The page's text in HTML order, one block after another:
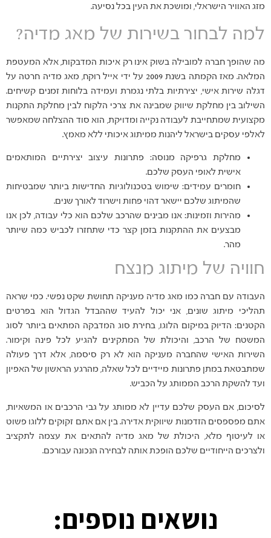
מזג האוויר הישראלי, ומושכת את העין בכל נסיעה.
למה לבחור בשירות של מאג מדיה?
מה שהופך חברה למובילה בשוק אינו רק איכות המדבקות, אלא המעטפת
המלאה. מאז הקמתה בשנת 2009 על ידי אייל רוקח, מאג מדיה חרטה על
דגלה שירות אישי, יצירתיות בלתי נגמרת ועמידה בלוחות זמנים קשיחים.
השילוב בין מחלקת שיווק שמבינה את צרכי הלקוח לבין מחלקת התקנות
מקצועית שמתחייבת לעבודה נקייה ומדויקת, הוא סוד ההצלחה שמאפשר
לאלפי עסקים בישראל ליהנות ממיתוג איכותי ללא מאמץ.
מחלקת גרפיקה מנוסה: פתרונות עיצוב יצירתיים המותאמים
אישית לאופי העסק שלכם.
חומרים עמידים: שימוש בטכנולוגיות החדישות ביותר שמבטיחות
שהמיתוג שלכם יישאר דהוי פחות וישרוד לאורך שנים.
מהירות וזמינות: אנו מבינים שהרכב שלכם הוא כלי עבודה, לכן אנו
מבצעים את ההתקנות בזמן קצר כדי שתחזרו לכביש כמה שיותר
מהר.
חוויה של מיתוג מנצח
העבודה עם חברה כמו מאג מדיה מעניקה תחושת שקט נפשי. כמי שראה
תהליכי מיתוג שונים, אני יכול להעיד שההבדל הגדול הוא בפרטים
הקטנים: הדיוק במיקום הלוגו, בחירת סוג המדבקה המתאים ביותר לסוג
המשטח של הרכב, והיכולת של המתקינים להגיע לכל פינה וקימור.
השירות האישי שהחברה מעניקה הוא לא רק סיסמה, אלא דרך פעולה
שמתבטאת במתן פתרונות מיידיים לכל שאלה, מהרגע הראשון של האפיון
ועד להשקת הרכב הממותג על הכביש.
לסיכום, אם העסק שלכם עדיין לא ממותג על גבי הרכבים או המשאיות,
אתם מפספסים הזדמנות שיווקית אדירה. בין אם אתם זקוקים ללוגו פשוט
או לעיטוף מלא, היכולת של מאג מדיה להתאים את עצמה לתקציב
ולצרכים הייחודיים שלכם הופכת אותה לבחירה הנכונה עבורכם.
נושאים נוספים: